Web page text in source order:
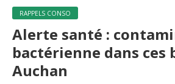
RAPPELS CONSO
Alerte santé :
bactérienne dans ces
Auchan